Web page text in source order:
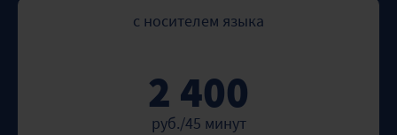
с носителем языка
2 400
руб./45 минут